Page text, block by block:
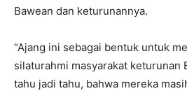
Bawean dan keturunannya.
“Ajang ini sebagai bentuk untuk
silaturahmi masyarakat keturunan
tahu jadi tahu, bahwa mereka